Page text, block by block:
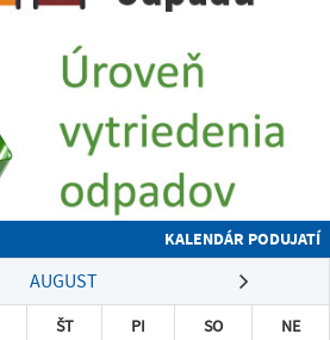
KALENDÁR PODUJATÍ
AUGUST
ŠT PI SO
NE